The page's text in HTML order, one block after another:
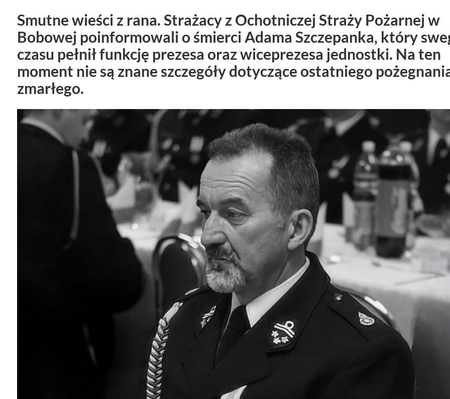
Smutne wieści z rana. Strażacy z Ochotniczej Straży Pożarnej w
Bobowej poinformowali o śmierci Adama Szczepanka, który
czasu pełnił funkcję prezesa oraz wiceprezesa jednostki. Na ten
moment nie są znane szczegóły dotyczące ostatniego
zmarłego.